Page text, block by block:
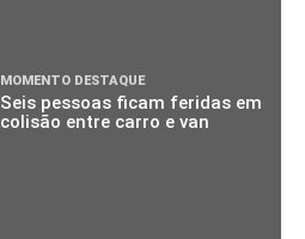
MOMENTO DESTAQUE
Seis pessoas ficam feridas em
colisão entre carro e van